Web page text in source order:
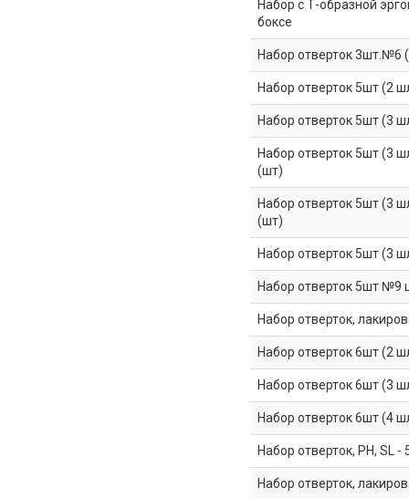
Набор с Т-образной
боксе
Набор отверток 3шт.№6
Набор отверток 5шт (2
Набор отверток 5шт (3
Набор отверток 5шт (3
(шт)
Набор отверток 5шт (3
(шт)
Набор отверток 5шт (3
Набор отверток 5шт №9
Набор отверток,
Набор отверток 6шт (2
Набор отверток 6шт (3
Набор отверток 6шт (4
Набор отверток, PH, SL
Набор отверток,